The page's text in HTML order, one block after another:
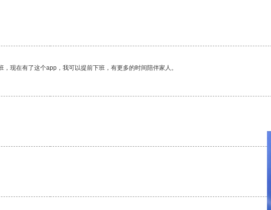
现在有了这个app，我可以提前下班，有更多的时间陪伴家人。